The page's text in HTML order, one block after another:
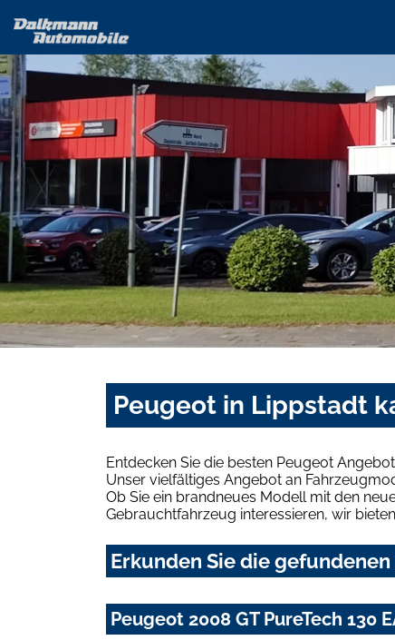
Peugeot in Lippstadt
Entdecken Sie die besten Peugeot
Unser vielfältiges Angebot an
Ob Sie ein brandneues Modell mit den
Gebrauchtfahrzeug interessieren, wir
Erkunden Sie die
Peugeot 2008 GT PureTech 130